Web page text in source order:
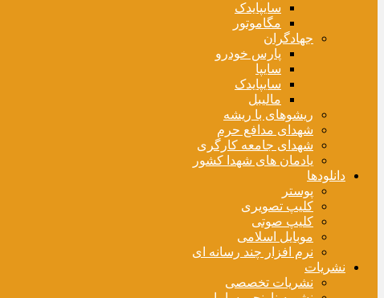
سایپایدک
مگاموتور
جهادگران
پارس خودرو
سایپا
سایپایدک
مالیبل
ریشوهای با ریشه
شهدای مدافع حرم
شهدای جامعه کارگری
یادمان های شهدا کشور
دانلودها
پوستر
کلیپ تصویری
کلیپ صوتی
موبایل اسلامی
نرم افزار چند رسانه ای
نشریات
نشریات تخصصی